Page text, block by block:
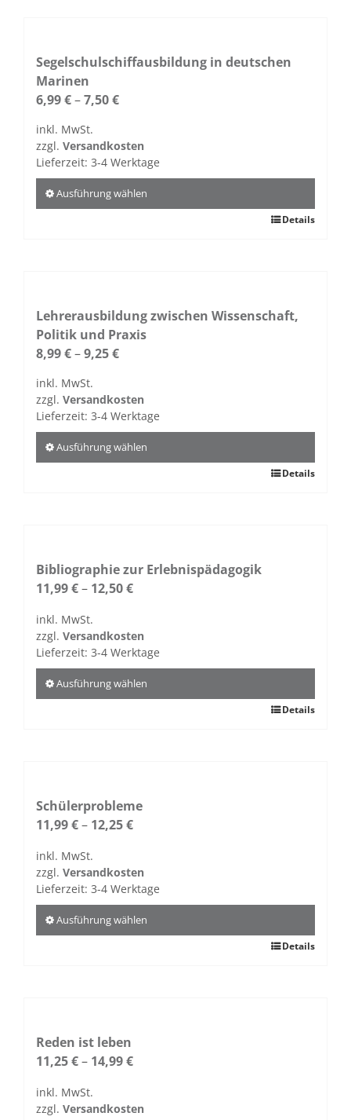
auf.
Die
Optionen
auf
der
Produktseite
gewählt
werden
Segelschulschiffausbildung in deutschen
Marinen
6,99€–7,50€
inkl. MwSt.
zzgl. Versandkosten
Lieferzeit: 3-4 Werktage
Ausführung wählen
auf.
Die
Optionen
auf
der
Produktseite
gewählt
werden
Details
Lehrerausbildung zwischen Wissenschaft,
Politik und Praxis
8,99€–9,25€
inkl. MwSt.
zzgl. Versandkosten
Lieferzeit: 3-4 Werktage
Ausführung wählen
auf.
Die
können
auf
Produktseite
gewählt
Details
Bibliographie zur Erlebnispädagogik
11,99€– 12,50€
inkl. MwSt.
zzgl. Versandkosten
Lieferzeit: 3-4 Werktage
Ausführung wählen
auf.
Die
können
auf
Produktseite
gewählt
Details
Schülerprobleme
11,99€– 12,25€
inkl. MwSt.
zzgl. Versandkosten
Lieferzeit: 3-4 Werktage
Ausführung wählen
auf.
Die
können
Details
Reden ist leben
11,25€– 14,99€
inkl. MwSt.
zzgl. Versandkosten